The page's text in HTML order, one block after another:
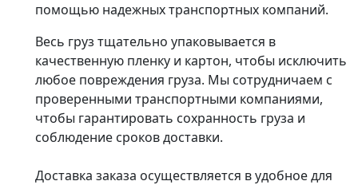
помощью надежных транспортных компаний.
Весь груз тщательно упаковывается в
качественную пленку и картон, чтобы исключить
любое повреждения груза. Мы сотрудничаем с
проверенными транспортными компаниями,
чтобы гарантировать сохранность груза и
соблюдение сроков доставки.
Доставка заказа осуществляется в удобное для